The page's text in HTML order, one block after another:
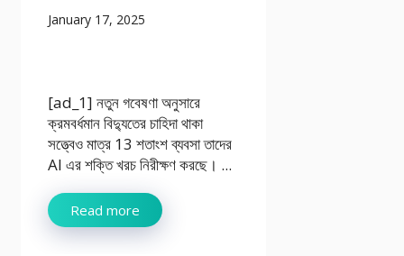
January 17, 2025
[ad_1] নতুন গবেষণা অনুসারে
ক্রমবর্ধমান বিদ্যুতের চাহিদা থাকা
সত্ত্বেও মাত্র 13 শতাংশ ব্যবসা তাদের
AI এর শক্তি খরচ নিরীক্ষণ করছে। ...
Read more